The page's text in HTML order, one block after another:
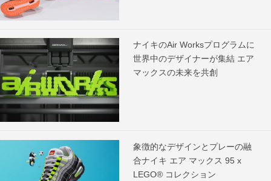
ナイキのAir Worksプログラムに
世界中のデザイナーが集結 エア
マックスの未来を共創
象徴的なデザインとプレーの融
合ナイキ エア マックス 95 x
LEGO® コレクション